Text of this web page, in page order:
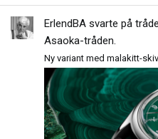
ErlendBA svarte på
Asaoka-tråden.
Ny variant med malakitt-